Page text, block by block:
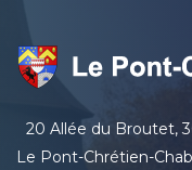
20 Allée du Broutet,
Le Pont-Chrétien-